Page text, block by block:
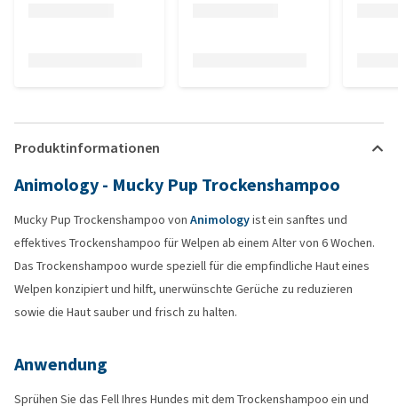
Produktinformationen
Animology - Mucky Pup Trockenshampoo
Mucky Pup Trockenshampoo von Animologyist ein sanftes und
effektives Trockenshampoo für Welpen ab einem Alter von 6 Wochen.
Das Trockenshampoo wurde speziell für die empfindliche Haut eines
Welpen konzipiert und hilft, unerwünschte Gerüche zu reduzieren
sowie die Haut sauber und frisch zu halten.
Anwendung
Sprühen Sie das Fell Ihres Hundes mit dem Trockenshampoo ein und